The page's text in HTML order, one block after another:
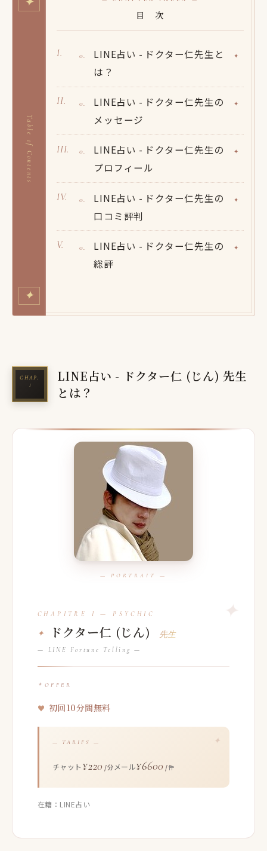
Table of Contents
✦
目 次
LINE占い - ドクター仁先生と
は？
LINE占い - ドクター仁先生の
メッセージ
LINE占い - ドクター仁先生の
プロフィール
LINE占い - ドクター仁先生の
口コミ評判
LINE占い - ドクター仁先生の
総評
LINE占い - ドクター仁 (じん) 先生
とは？
ドクター仁 (じん) 先生
— LINE Fortune Telling —
OFFER
初回10分間無料
— TARIFS —
チャット ¥220 /分 メール¥6600 /件
在籍：LINE占い